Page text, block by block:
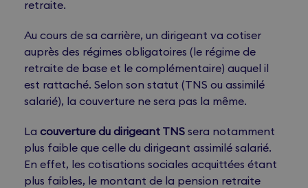
retraite.
Au cours de sa carrière, un dirigeant va cotiser
auprès des régimes obligatoires (le régime de
retraite de base et le complémentaire) auquel il
est rattaché. Selon son statut (TNS ou assimilé
salarié), la couverture ne sera pas la même.
La couverture du dirigeant TNS sera notamment
plus faible que celle du dirigeant assimilé salarié.
En effet, les cotisations sociales acquittées étant
plus faibles, le montant de la pension retraite